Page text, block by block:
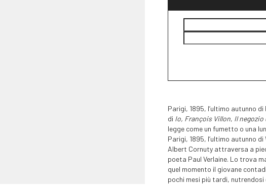
Parigi, 1895, l’ultimo autunno
di Io, François Villon, Il
legge come un fumetto o una
Parigi, 1895, l’ultimo autunno
Albert Cornuty attraversa a
poeta Paul Verlaine. Lo trova
quel momento il giovane
pochi mesi più tardi,